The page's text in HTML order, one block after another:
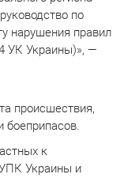
по
нарушения правил
УК Украины)», —
происшествия,
боеприпасов.
к
Украины и